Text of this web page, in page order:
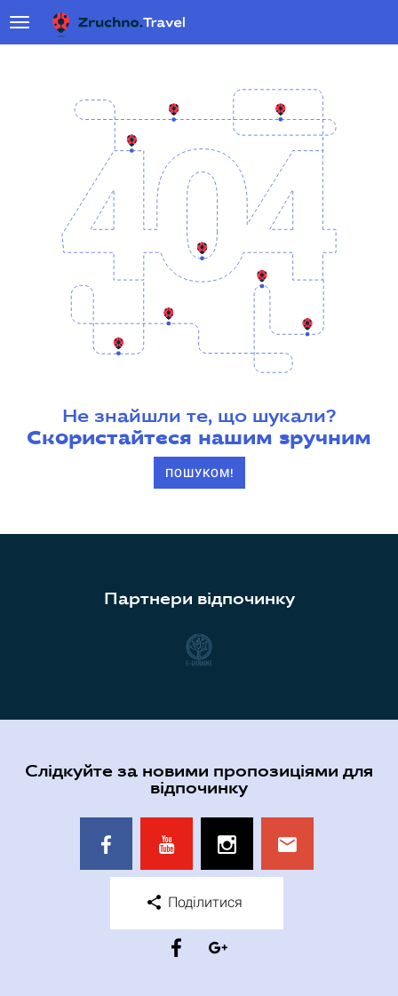
Не знайшли те, що шукали?
Скористайтеся нашим зручним
ПОШУКОМ!
Партнери відпочинку
Слідкуйте за новими пропозиціями для
відпочинку
Поділитися